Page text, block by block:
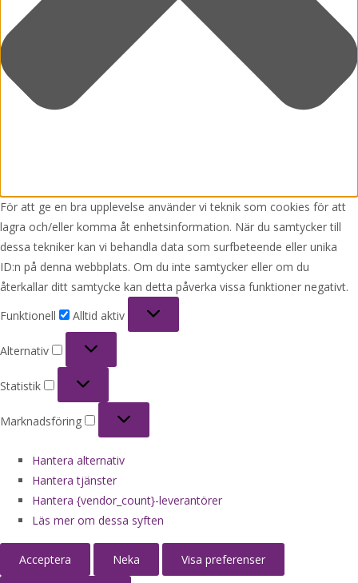
För att ge en bra upplevelse använder vi teknik som cookies för att
lagra och/eller komma åt enhetsinformation. När du samtycker till
dessa tekniker kan vi behandla data som surfbeteende eller unika
ID:n på denna webbplats. Om du inte samtycker eller om du
återkallar ditt samtycke kan detta påverka vissa funktioner negativt.
Funktionell
Alltid aktiv
Alternativ
Statistik
Marknadsföring
Hantera alternativ
Hantera tjänster
Hantera {vendor_count}-leverantörer
Läs mer om dessa syften
Acceptera Neka Visa preferenser